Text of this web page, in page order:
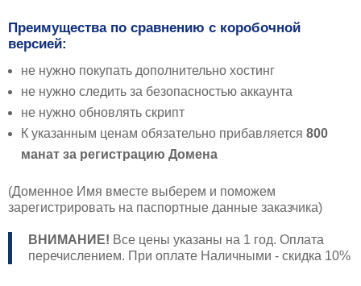
Преимущества по сравнению с коробочной
версией:
не нужно покупать дополнительно хостинг
не нужно следить за безопасностью аккаунта
не нужно обновлять скрипт
К указанным ценам обязательно прибавляется 800
манат за регистрацию Домена
(Доменное Имя вместе выберем и поможем
зарегистрировать на паспортные данные заказчика)
ВНИМАНИЕ! Все цены указаны на 1 год. Оплата
перечислением. При оплате Наличными - скидка 10%